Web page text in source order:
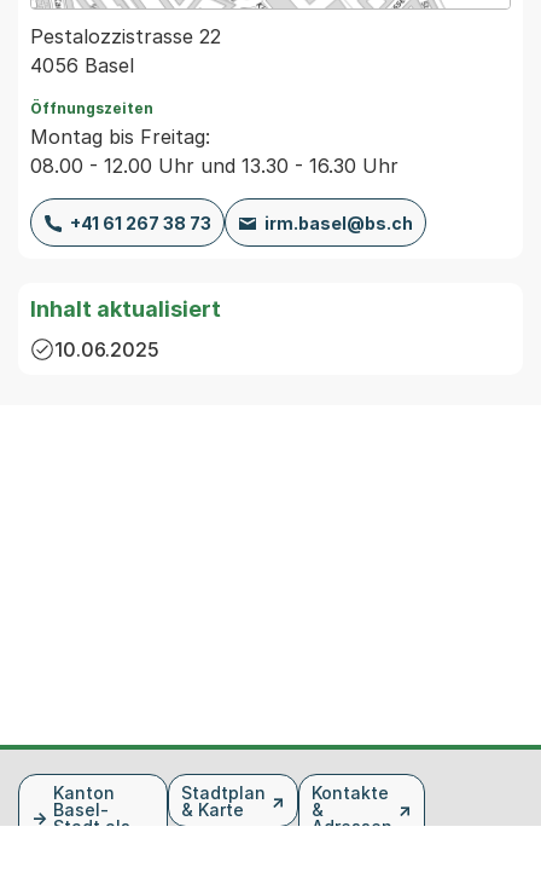
Pestalozzistrasse 22
4056 Basel
Öffnungszeiten
Montag bis Freitag:
08.00 - 12.00 Uhr und 13.30 - 16.30 Uhr
+41 61 267 38 73 irm.basel@bs.ch
Inhalt aktualisiert
10.06.2025
FusszeileKanton
Basel-
Stadt als
Stadtplan
& Karte
Kontakte
&
Adressen